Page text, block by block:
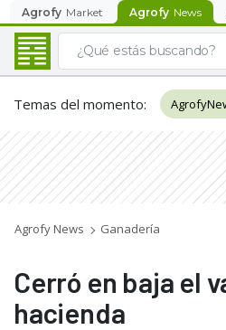
Agrofy Market Agrofy News
Temas del momento:
Agrofy News Ganadería
Cerró en baja el
hacienda